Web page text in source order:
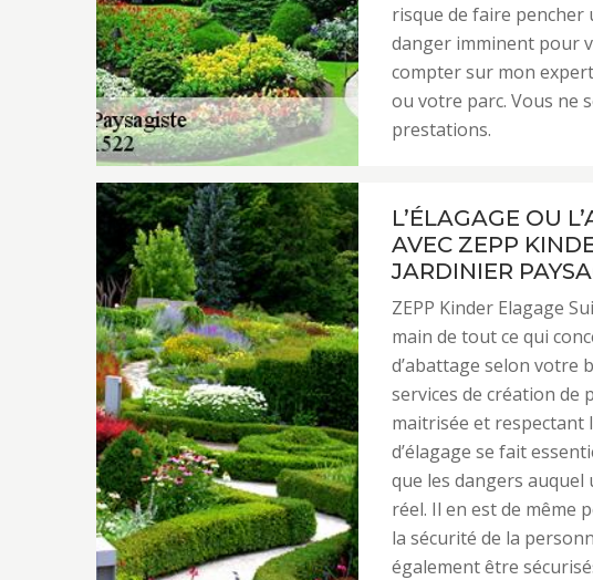
risque de faire
danger imminent pour
compter sur mon
ou votre parc. Vous ne
prestations.
L’ÉLAGAGE OU
AVEC ZEPP
JARDINIER
ZEPP Kinder Elagage
main de tout ce qui
d’abattage selon votre
services de création de
maitrisée et respectant
d’élagage se fait
que les dangers
réel. Il en est de même
la sécurité de la
également être